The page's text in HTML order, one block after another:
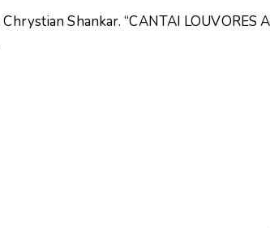
Shankar. “CANTAI LOUVORES